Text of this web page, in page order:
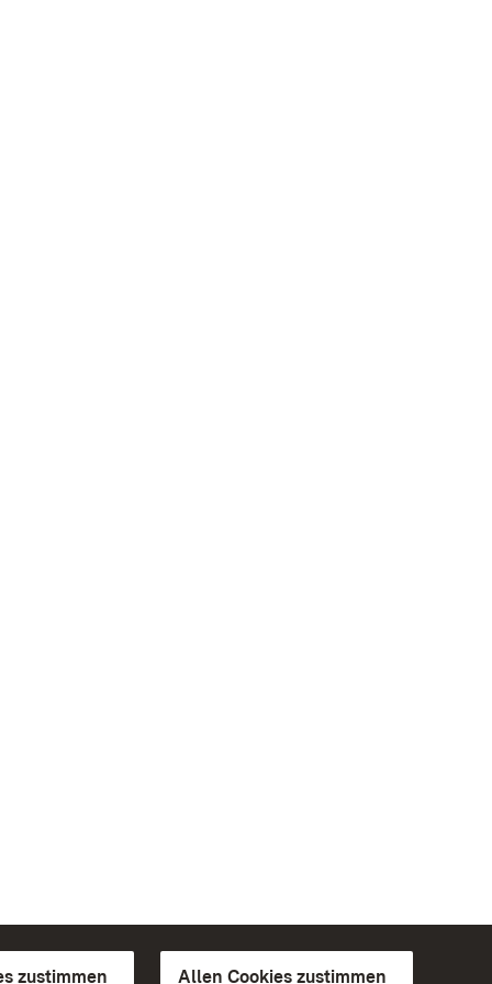
zustimmen Allen Cookies zustimmen